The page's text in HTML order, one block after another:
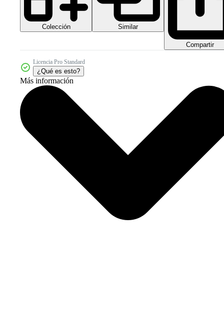
Colección Similar
Compartir
Licencia Pro Standard
¿Qué es esto?
Más información